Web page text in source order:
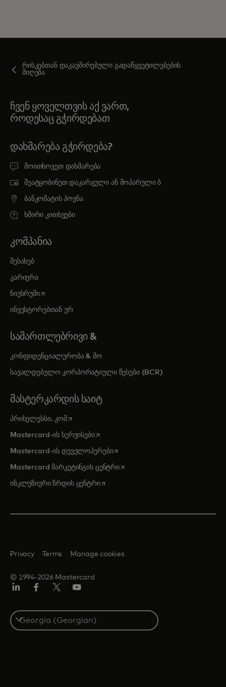
რისკებთან დაკავშირებული გადაწყვეტილებების
მიღება
ჩვენ ყოველთვის აქ ვართ,
როდესაც გჭირდებათ
ᲓᲐᲮᲛᲐᲠᲔᲑᲐ ᲒᲭᲘᲠᲓᲔᲑᲐ?
მოითხოვეთ დახმარება
შეატყობინეთ დაკარგული ან მოპარული ბ
ბანკომატის პოვნა
ხშირი კითხვები
ᲙᲝᲛᲞᲐᲜᲘᲐ
შესახებ
კარიერა
ნიუსრუმიopens in a new tab
ინვესტორებთან ურ
ᲡᲐᲛᲐᲠᲗᲚᲔᲑᲠᲘᲕᲘ &
კონფიდენციალურობა & მო
სავალდებულო კორპორატიული წესები (BCR)
ᲛᲐᲡᲢᲔᲠᲙᲐᲠᲓᲘᲡ ᲡᲐᲘᲢ
პრისელესსი. კომopens in a new tab
Mastercard-ის სერვისებიopens in a new tab
Mastercard-ის დეველოპერებიopens in a new tab
Mastercard მარკეტინგის ცენტრიopens in a new tab
ინკლუზიური ზრდის ცენტრიopens in a new tab
© 1994-2026 Mastercard
Privacy Terms Manage cookies
Select
a
country